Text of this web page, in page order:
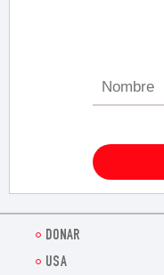
DONAR
USA